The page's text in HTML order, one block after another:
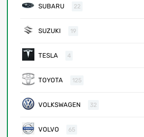
SUBARU 22
SUZUKI 19
TESLA 4
TOYOTA 125
VOLKSWAGEN 32
VOLVO 65